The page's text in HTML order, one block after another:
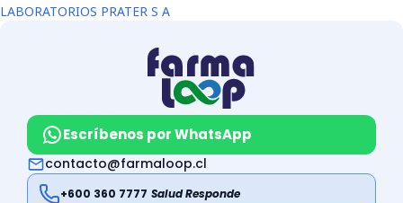
LABORATORIOS PRATER S A
Escríbenos por WhatsApp
contacto@farmaloop.cl
+600 360 7777 Salud Responde